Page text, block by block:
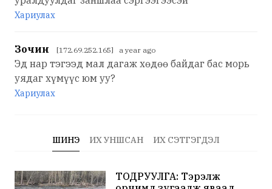
Хариулах
Зочин [172.69.252.165] a year ago
Эд нар тэгээд мал дагаж хөдөө байдаг бас морь
уядаг хүмүүс юм уу?
Хариулах
ШИНЭ ИХ УНШСАН ИХ СЭТГЭГДЭЛ
ТОДРУУЛГА: Тэрэлж